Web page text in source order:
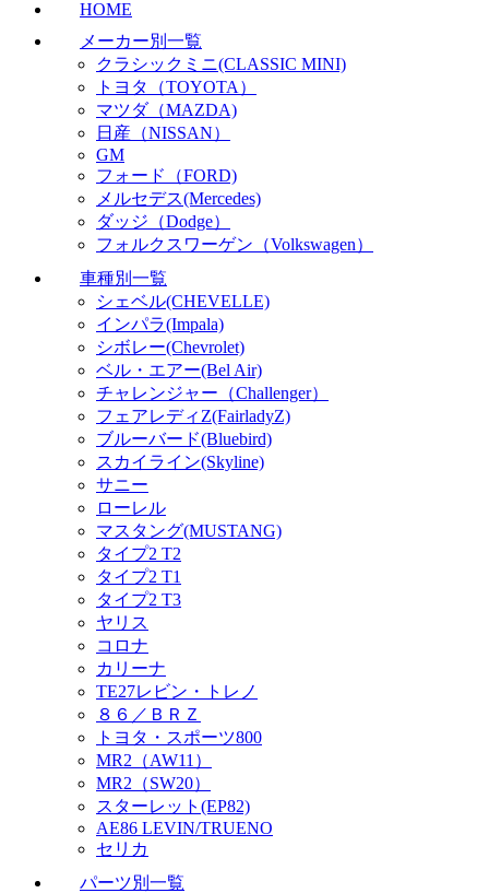
HOME
メーカー別一覧
クラシックミニ(CLASSIC MINI)
トヨタ（TOYOTA）
マツダ（MAZDA)
日産（NISSAN）
GM
フォード（FORD)
メルセデス(Mercedes)
ダッジ（Dodge）
フォルクスワーゲン（Volkswagen）
車種別一覧
シェベル(CHEVELLE)
インパラ(Impala)
シボレー(Chevrolet)
ベル・エアー(Bel Air)
チャレンジャー（Challenger）
フェアレディZ(FairladyZ)
ブルーバード(Bluebird)
スカイライン(Skyline)
サニー
ローレル
マスタング(MUSTANG)
タイプ2 T2
タイプ2 T1
タイプ2 T3
ヤリス
コロナ
カリーナ
TE27レビン・トレノ
８６／ＢＲＺ
トヨタ・スポーツ800
MR2（AW11）
MR2（SW20）
スターレット(EP82)
AE86 LEVIN/TRUENO
セリカ
パーツ別一覧